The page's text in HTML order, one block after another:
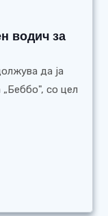
водич за
да ја
со цел